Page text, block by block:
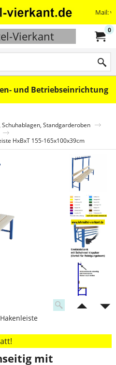
Mail:
Vierkant 0
und Betriebseinrichtung
Standgarderoben
HxBxT 155-165x100x39cm
mit